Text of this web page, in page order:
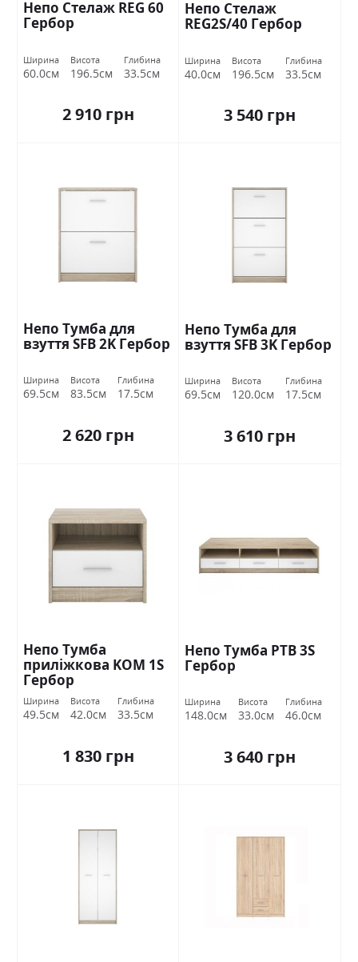
Непо Стелаж REG 60
Гербор
Ширина
60.0см
Висота
196.5см
Глибина
33.5см
2 910 грн
Непо Стелаж
REG2S/40 Гербор
Ширина
40.0см
Висота
196.5см
Глибина
33.5см
3 540 грн
Непо Тумба для
взуття SFB 2K Гербор
Ширина
69.5см
Висота
83.5см
Глибина
17.5см
2 620 грн
Непо Тумба для
взуття SFB 3K Гербор
Ширина
69.5см
Висота
120.0см
Глибина
17.5см
3 610 грн
Непо Тумба
приліжкова KOM 1S
Гербор
Ширина
49.5см
Висота
42.0см
Глибина
33.5см
1 830 грн
Непо Тумба РТВ 3S
Гербор
Ширина
148.0см
Висота
33.0см
Глибина
46.0см
3 640 грн